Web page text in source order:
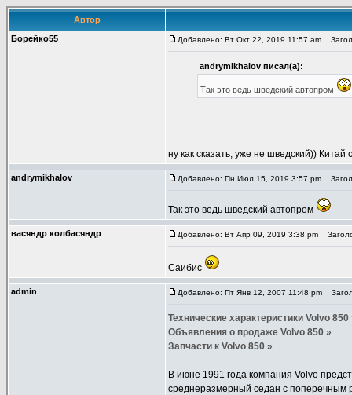
Автор
Борейко55
Добавлено: Вт Окт 22, 2019 11:57 am
andrymikhalov писал(а):
Так это ведь шведский автопром
ну как сказать, уже не шведский))
andrymikhalov Добавлено: Пн Июл 15, 2019 3:57 pm
Так это ведь шведский автопром
васяндр колбасяндр Добавлено: Вт Апр 09, 2019 3:38 pm
Саибис
admin Добавлено: Пт Янв 12, 2007 11:48 pm
Технические характеристики Volvo 850
Объявления о продаже Volvo 850 »
Запчасти к Volvo 850 »
В июне 1991 года компания Volvo
среднеразмерный седан с поперечным